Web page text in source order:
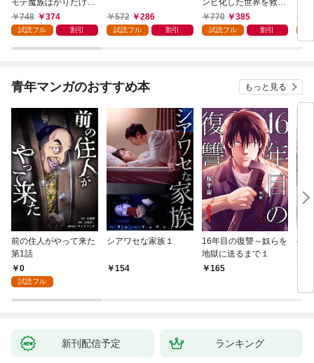
モテ魔族ばかりだけ
ど、ホワイトな職場で
す〜 1巻
748 374
試読フル 割引
572 286
試読フル 割引
ンビ化した世界を救え
る 1巻
770 385
試読フル 割引
青年マンガのおすすめ本 もっと見る
前の住人がやって来た
第1話
0
試読フル
シアワセな家族１
154
16年目の復讐～奴らを
地獄に送るまで１
165
ベ
新刊配信予定 ランキング